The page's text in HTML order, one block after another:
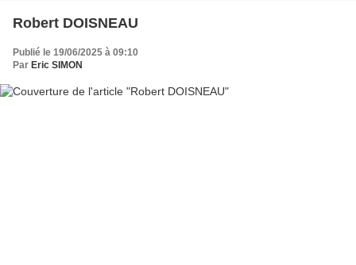
Robert DOISNEAU
Publié le 19/06/2025 à 09:10
Par Eric SIMON